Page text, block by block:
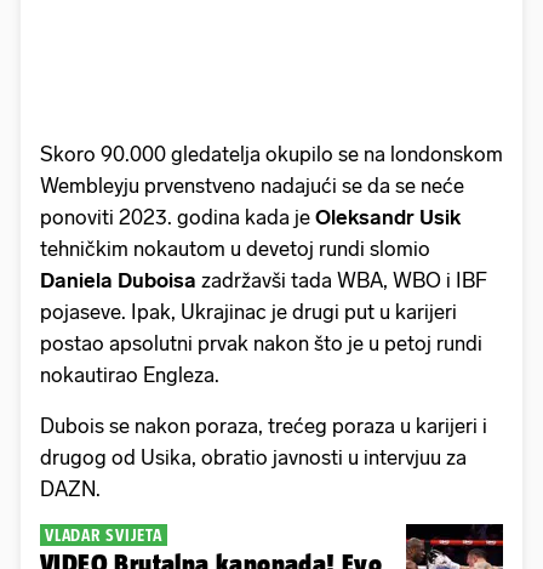
Skoro 90.000 gledatelja okupilo se na londonskom
Wembleyju prvenstveno nadajući se da se neće
ponoviti 2023. godina kada je Oleksandr Usik
tehničkim nokautom u devetoj rundi slomio
Daniela Duboisa zadržavši tada WBA, WBO i IBF
pojaseve. Ipak, Ukrajinac je drugi put u karijeri
postao apsolutni prvak nakon što je u petoj rundi
nokautirao Engleza.
Dubois se nakon poraza, trećeg poraza u karijeri i
drugog od Usika, obratio javnosti u intervjuu za
DAZN.
VLADAR SVIJETA
VIDEO Brutalna kanonada! Evo